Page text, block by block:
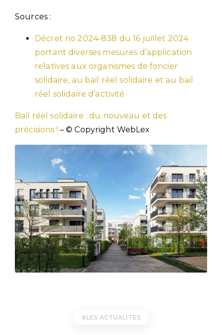
Sources :
Décret no 2024-838 du 16 juillet 2024
portant diverses mesures d’application
relatives aux organismes de foncier
solidaire, au bail réel solidaire et au bail
réel solidaire d’activité
Bail réel solidaire : du nouveau et des
précisions ! – © Copyright WebLex
LES ACTUALITES